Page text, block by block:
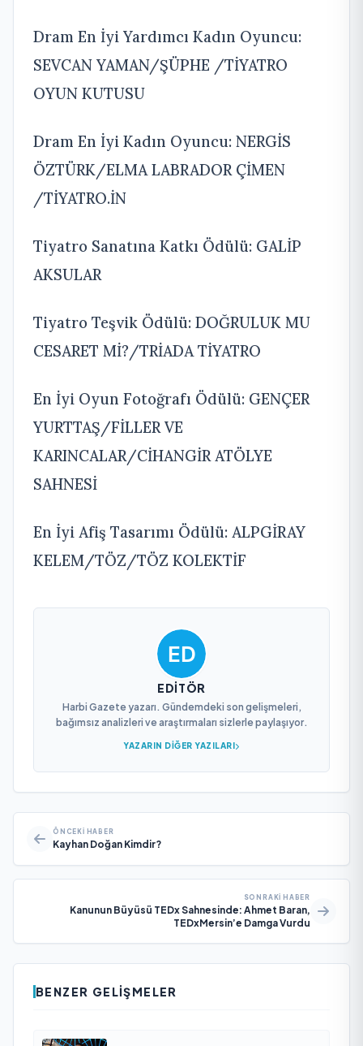
Dram En İyi Yardımcı Kadın Oyuncu:
SEVCAN YAMAN/ŞÜPHE /TİYATRO
OYUN KUTUSU
Dram En İyi Kadın Oyuncu: NERGİS
ÖZTÜRK/ELMA LABRADOR ÇİMEN
/TİYATRO.İN
Tiyatro Sanatına Katkı Ödülü: GALİP
AKSULAR
Tiyatro Teşvik Ödülü: DOĞRULUK MU
CESARET Mİ?/TRİADA TİYATRO
En İyi Oyun Fotoğrafı Ödülü: GENÇER
YURTTAŞ/FİLLER VE
KARINCALAR/CİHANGİR ATÖLYE
SAHNESİ
En İyi Afiş Tasarımı Ödülü: ALPGİRAY
KELEM/TÖZ/TÖZ KOLEKTİF
EDITÖR
Harbi Gazete yazarı. Gündemdeki son gelişmeleri,
bağımsız analizleri ve araştırmaları sizlerle paylaşıyor.
YAZARIN DIĞER YAZILARI
ÖNCEKI HABER
Kayhan Doğan Kimdir?
SONRAKI HABER
Kanunun Büyüsü TEDx Sahnesinde: Ahmet Baran,
TEDxMersin’e Damga Vurdu
BENZER GELIŞMELER